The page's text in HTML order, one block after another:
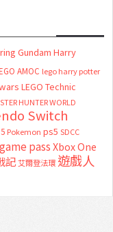
Gundam Harry
AMOC lego harry potter
LEGO Technic
HUNTER WORLD
Switch
Pokemon ps5 SDCC
passXbox One
記艾爾登法環 遊戲人